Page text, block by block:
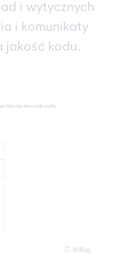
i wytycznych
i komunikaty
jakość kodu.